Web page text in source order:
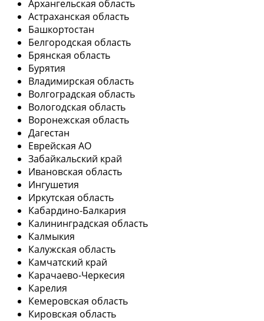
Архангельская область
Астраханская область
Башкортостан
Белгородская область
Брянская область
Бурятия
Владимирская область
Волгоградская область
Вологодская область
Воронежская область
Дагестан
Еврейская АО
Забайкальский край
Ивановская область
Ингушетия
Иркутская область
Кабардино-Балкария
Калининградская область
Калмыкия
Калужская область
Камчатский край
Карачаево-Черкесия
Карелия
Кемеровская область
Кировская область